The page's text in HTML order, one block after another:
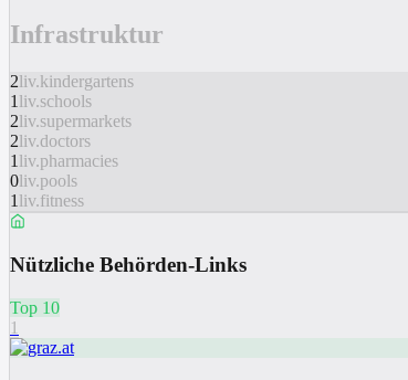
Infrastruktur
2liv.kindergartens
1 liv.schools
2liv.supermarkets
2liv.doctors
1 liv.pharmacies
0liv.pools
1 liv.fitness
Nützliche Behörden-Links
Top 10
1